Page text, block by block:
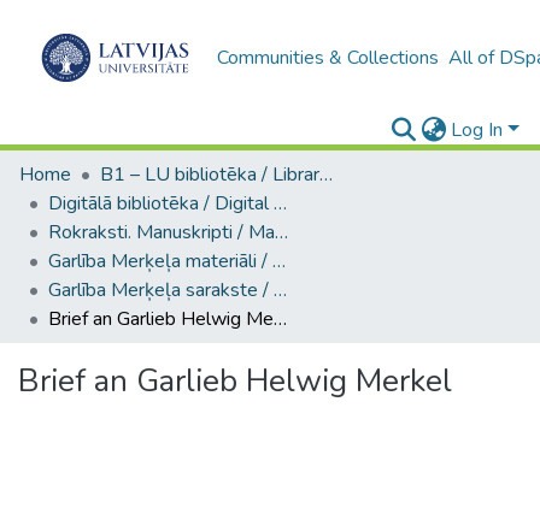
Communities & Collections All of
Log In
Home
B1 – LU bibliotēka / Library of the UL
Digitālā bibliotēka / Digital library
Rokraksti. Manuskripti / Manuscripts
Garlība Merķeļa materiāli / Materials of Garlieb Merkel
Garlība Merķeļa sarakste / Correspondence of Garlieb Merkel (Ms. 930a)
Brief an Garlieb Helwig Merkel
Brief an Garlieb Helwig Merkel